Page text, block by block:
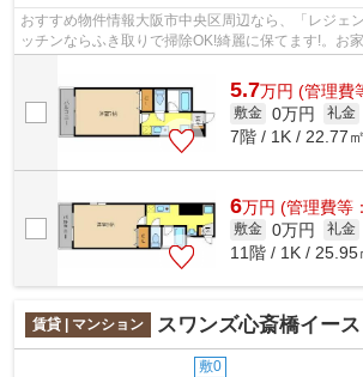
おすすめ物件情報大阪市中央区周辺なら、「レジェ
ッチンならふき取りで掃除OK!綺麗に保てます!。お
5.7万円 (管理費
敷金 0万円 礼金
7階 / 1K / 22.77㎡
6万円 (管理費等
敷金 0万円 礼金
11階 / 1K / 25.95
賃貸 | マンション スワンズ心斎橋イース
敷0